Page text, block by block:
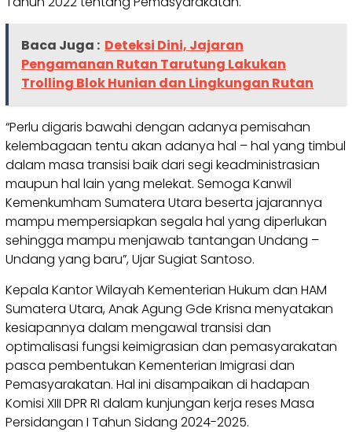
Baca Juga : Deteksi Dini, Jajaran
Pengamanan Rutan Tarutung Lakukan
Trolling Blok Hunian dan Lingkungan Rutan
“Perlu digaris bawahi dengan adanya pemisahan
kelembagaan tentu akan adanya hal – hal yang timbul
dalam masa transisi baik dari segi keadministrasian
maupun hal lain yang melekat. Semoga Kanwil
Kemenkumham Sumatera Utara beserta jajarannya
mampu mempersiapkan segala hal yang diperlukan
sehingga mampu menjawab tantangan Undang –
Undang yang baru”, Ujar Sugiat Santoso.
Kepala Kantor Wilayah Kementerian Hukum dan HAM
Sumatera Utara, Anak Agung Gde Krisna menyatakan
kesiapannya dalam mengawal transisi dan
optimalisasi fungsi keimigrasian dan pemasyarakatan
pasca pembentukan Kementerian Imigrasi dan
Pemasyarakatan. Hal ini disampaikan di hadapan
Komisi XIII DPR RI dalam kunjungan kerja reses Masa
Persidangan I Tahun Sidang 2024-2025.